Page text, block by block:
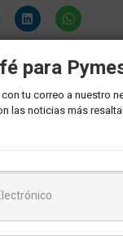
Matsuno
para
tu correo a nuestro
las noticias más